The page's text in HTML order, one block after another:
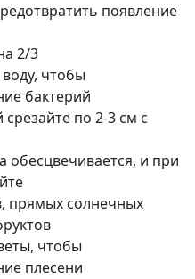
появление
2/3
чтобы
бактерий
по 2-3 см с
обесцвечивается, и при
прямых солнечных
чтобы
плесени